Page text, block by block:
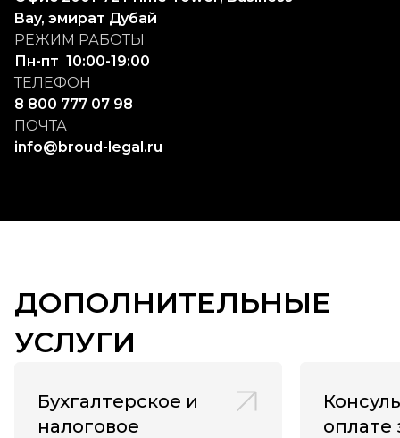
Bay, эмират Дубай
РЕЖИМ РАБОТЫ
Пн-пт  10:00-19:00
ТЕЛЕФОН
8 800 777 07 98
ПОЧТА
info@broud-legal.ru
ДОПОЛНИТЕЛЬНЫЕ
УСЛУГИ
Бухгалтерское и
налоговое
оплате